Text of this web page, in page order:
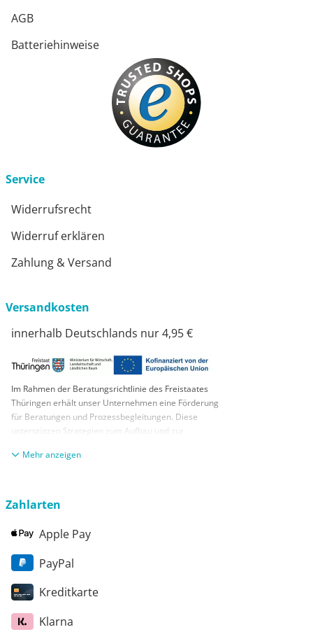
AGB
Batteriehinweise
Service
Widerrufsrecht
Widerruf erklären
Zahlung & Versand
Versandkosten
innerhalb Deutschlands nur 4,95 €
Im Rahmen der Beratungsrichtlinie des Freistaates
Thüringen erhält unser Unternehmen eine Förderung
für Beratungen und Prozessbegleitungen. Diese
unterstützen Strategien zum Aufbau und zur
KMUs. Die daraus resultierenden Ergebnisse und
aus Mitteln des Europäischen Sozialfonds Plus und
anzeigen
Zahlarten
Apple Pay
PayPal
Kreditkarte
Klarna